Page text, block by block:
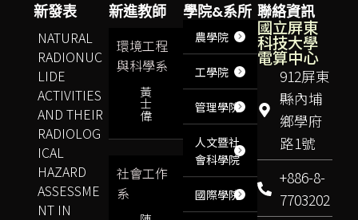
聯絡資訊
國立屏東
科技大學
電算中心
912屏東
縣內埔
鄉學府
路1號
+886-8-
7703202
學院&系所
農學院
工學院
管理學院
人文暨社
會科學院
國際學院
新進教師
環境工程
與科學系
黃
士
偉
社會工作
系
新發表
NATURAL
RADIONUC
LIDE
ACTIVITIES
AND THEIR
RADIOLOG
ICAL
HAZARD
ASSESSME
NT IN